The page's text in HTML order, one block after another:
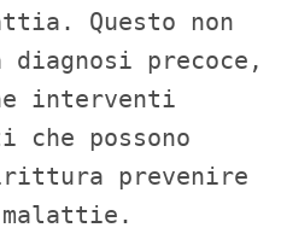
Questo non
precoce,
interventi
possono
prevenire